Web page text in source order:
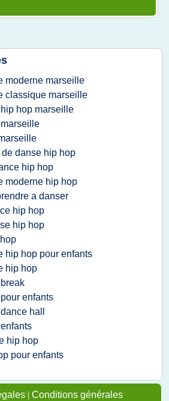
moderne marseille
classique marseille
hop marseille
danse hip hop
hip hop
moderne hip hop
a danser
hip hop
hip hop
hip hop pour enfants
hip hop
enfants
hall
hip hop
pour enfants
| Conditions générales